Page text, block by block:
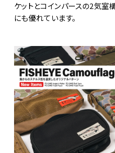
ケットとコインパースの2気室
にも優れています。